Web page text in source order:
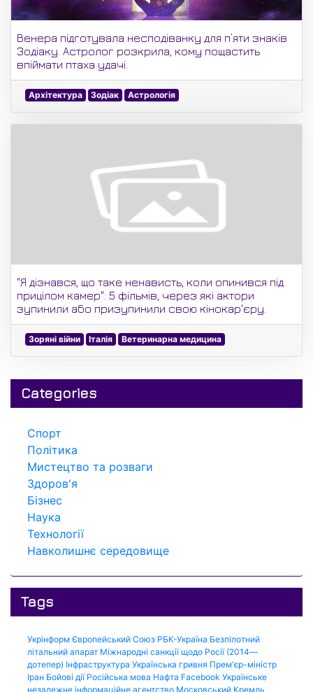
Венера підготувала несподіванку для п’яти знаків
Зодіаку. Астролог розкрила, кому пощастить
впіймати птаха удачі.
Архітектура Зодіак Астрологія
"Я дізнався, що таке ненависть, коли опинився під
прицілом камер": 5 фільмів, через які актори
зупинили або призупинили свою кінокар'єру.
Зоряні війни Італія Ветеринарна медицина
Categories
Спорт
Політика
Мистецтво та розваги
Здоров'я
Бізнес
Наука
Технології
Навколишнє середовище
Tags
Укрінформ Європейський Союз РБК-Україна Безпілотний
літальний апарат Міжнародні санкції щодо Росії (2014—
дотепер) Інфраструктура Українська гривня Прем'єр-міністр
Іран Бойові дії Російська мова Нафта Facebook Українське
незалежне інформаційне агентство Московський Кремль